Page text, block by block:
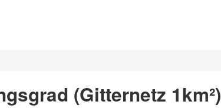
(Gitternetz 1km²)